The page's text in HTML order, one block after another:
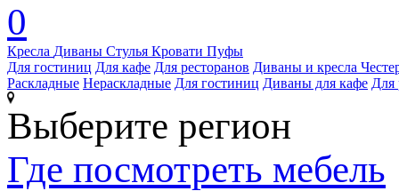
0
Кресла Диваны Стулья Кровати Пуфы
Для гостиниц Для кафе Для ресторанов Диваны и кресла
Раскладные Нераскладные Для гостиниц Диваны для кафе Для
Выберите регион
Где посмотреть мебель